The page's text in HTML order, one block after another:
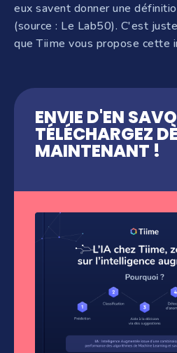
eux savent donner une
(source : Le Lab50). C'est
que Tiime vous propose cette
ENVIE D'EN
TÉLÉCHARGEZ
MAINTENANT !